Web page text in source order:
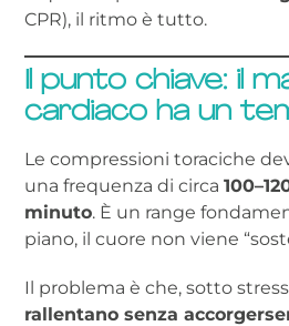
CPR), il ritmo è tutto.
Il punto chiave: il
cardiaco ha un
Le compressioni toraciche
una frequenza di circa
minuto. È un range
piano, il cuore non viene
Il problema è che, sotto
rallentano senza